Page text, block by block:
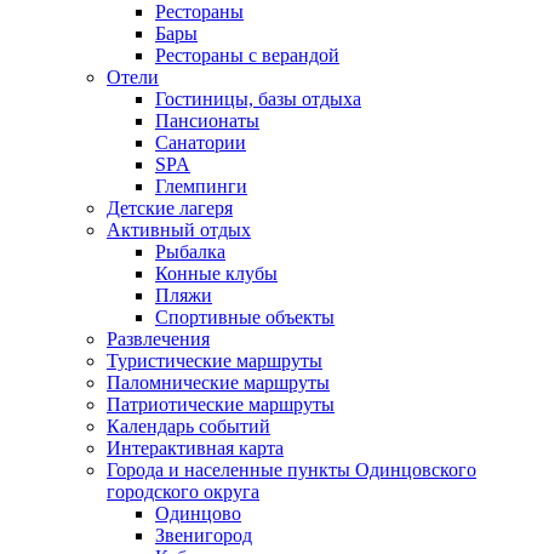
Рестораны
Бары
Рестораны с верандой
Отели
Гостиницы, базы отдыха
Пансионаты
Санатории
SPA
Глемпинги
Детские лагеря
Активный отдых
Рыбалка
Конные клубы
Пляжи
Спортивные объекты
Развлечения
Туристические маршруты
Паломнические маршруты
Патриотические маршруты
Календарь событий
Интерактивная карта
Города и населенные пункты Одинцовского
городского округа
Одинцово
Звенигород